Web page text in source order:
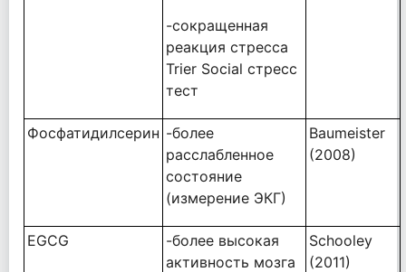
-сокращенная
реакция стресса
Trier Social стресс
тест
Фосфатидилсерин -более
расслабленное
состояние
(измерение ЭКГ)
Baumeister
(2008)
EGCG
-более высокая
активность мозга
Schooley
(2011)